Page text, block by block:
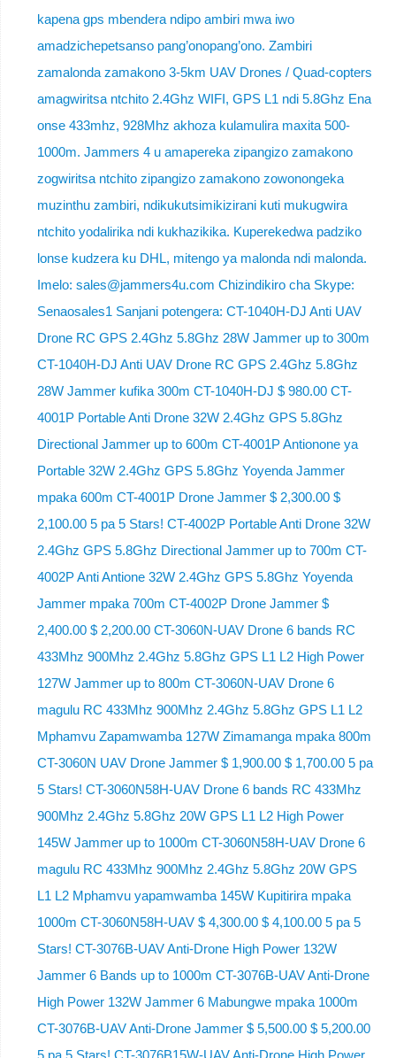
kapena gps mbendera ndipo ambiri mwa iwo
amadzichepetsanso pang’onopang’ono. Zambiri
zamalonda zamakono 3-5km UAV Drones / Quad-copters
amagwiritsa ntchito 2.4Ghz WIFI, GPS L1 ndi 5.8Ghz Ena
onse 433mhz, 928Mhz akhoza kulamulira maxita 500-
1000m. Jammers 4 u amapereka zipangizo zamakono
zogwiritsa ntchito zipangizo zamakono zowonongeka
muzinthu zambiri, ndikukutsimikizirani kuti mukugwira
ntchito yodalirika ndi kukhazikika. Kuperekedwa padziko
lonse kudzera ku DHL, mitengo ya malonda ndi malonda.
Imelo: sales@jammers4u.com Chizindikiro cha Skype:
Senaosales1 Sanjani potengera: CT-1040H-DJ Anti UAV
Drone RC GPS 2.4Ghz 5.8Ghz 28W Jammer up to 300m
CT-1040H-DJ Anti UAV Drone RC GPS 2.4Ghz 5.8Ghz
28W Jammer kufika 300m CT-1040H-DJ $ 980.00 CT-
4001P Portable Anti Drone 32W 2.4Ghz GPS 5.8Ghz
Directional Jammer up to 600m CT-4001P Antionone ya
Portable 32W 2.4Ghz GPS 5.8Ghz Yoyenda Jammer
mpaka 600m CT-4001P Drone Jammer $ 2,300.00 $
2,100.00 5 pa 5 Stars! CT-4002P Portable Anti Drone 32W
2.4Ghz GPS 5.8Ghz Directional Jammer up to 700m CT-
4002P Anti Antione 32W 2.4Ghz GPS 5.8Ghz Yoyenda
Jammer mpaka 700m CT-4002P Drone Jammer $
2,400.00 $ 2,200.00 CT-3060N-UAV Drone 6 bands RC
433Mhz 900Mhz 2.4Ghz 5.8Ghz GPS L1 L2 High Power
127W Jammer up to 800m CT-3060N-UAV Drone 6
magulu RC 433Mhz 900Mhz 2.4Ghz 5.8Ghz GPS L1 L2
Mphamvu Zapamwamba 127W Zimamanga mpaka 800m
CT-3060N UAV Drone Jammer $ 1,900.00 $ 1,700.00 5 pa
5 Stars! CT-3060N58H-UAV Drone 6 bands RC 433Mhz
900Mhz 2.4Ghz 5.8Ghz 20W GPS L1 L2 High Power
145W Jammer up to 1000m CT-3060N58H-UAV Drone 6
magulu RC 433Mhz 900Mhz 2.4Ghz 5.8Ghz 20W GPS
L1 L2 Mphamvu yapamwamba 145W Kupitirira mpaka
1000m CT-3060N58H-UAV $ 4,300.00 $ 4,100.00 5 pa 5
Stars! CT-3076B-UAV Anti-Drone High Power 132W
Jammer 6 Bands up to 1000m CT-3076B-UAV Anti-Drone
High Power 132W Jammer 6 Mabungwe mpaka 1000m
CT-3076B-UAV Anti-Drone Jammer $ 5,500.00 $ 5,200.00